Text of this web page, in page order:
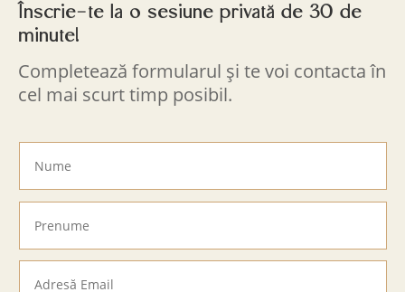
Înscrie-te la o sesiune privată de 30 de
minute!
Completează formularul și te voi contacta în
cel mai scurt timp posibil.